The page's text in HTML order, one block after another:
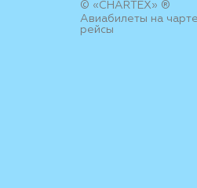
© «CHARTEX» ®
Авиабилеты на
рейсы